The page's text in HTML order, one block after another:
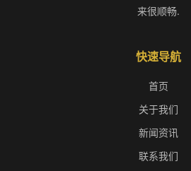
来很顺畅.
快速导航
首页
关于我们
新闻资讯
联系我们